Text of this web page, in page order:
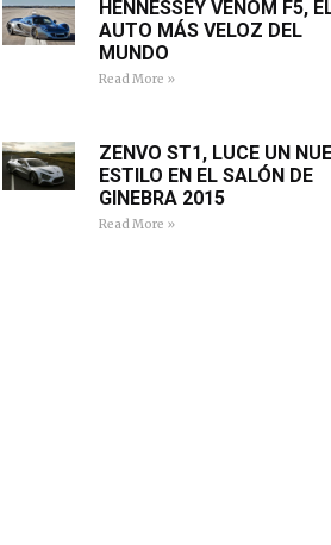
HENNESSEY VENOM F5,
AUTO MÁS VELOZ DEL
MUNDO
Read More »
ZENVO ST1, LUCE UN
ESTILO EN EL SALÓN DE
GINEBRA 2015
Read More »